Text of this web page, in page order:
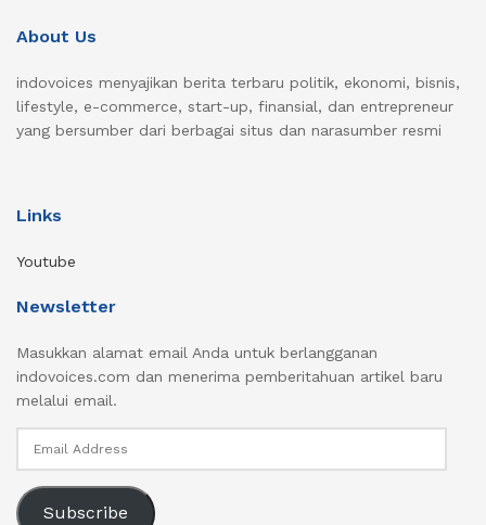
About Us
indovoices menyajikan berita terbaru politik, ekonomi, bisnis,
lifestyle, e-commerce, start-up, finansial, dan entrepreneur
yang bersumber dari berbagai situs dan narasumber resmi
Links
Youtube
Newsletter
Masukkan alamat email Anda untuk berlangganan
indovoices.com dan menerima pemberitahuan artikel baru
melalui email.
Subscribe